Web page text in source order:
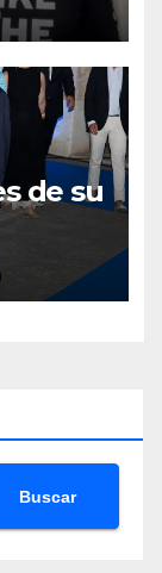
es
de su
Buscar